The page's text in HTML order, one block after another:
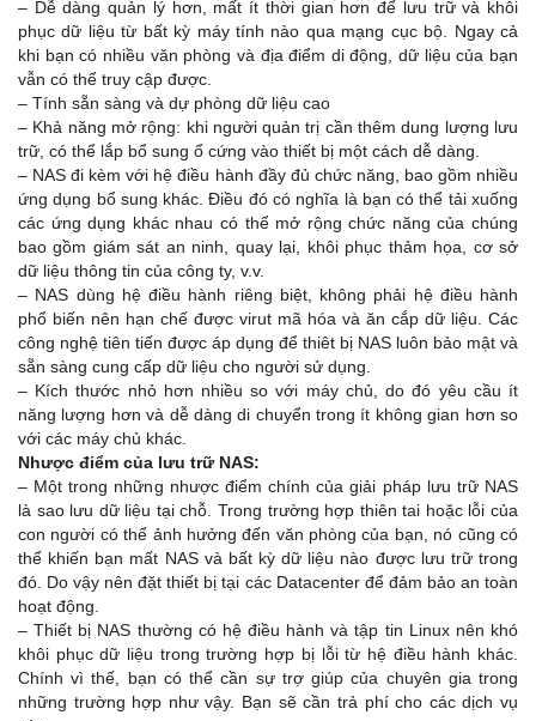
– Dễ dàng quản lý hơn, mất ít thời gian hơn để lưu trữ và khôi
phục dữ liệu từ bất kỳ máy tính nào qua mạng cục bộ. Ngay cả
khi bạn có nhiều văn phòng và địa điểm di động, dữ liệu của bạn
vẫn có thể truy cập được.
– Tính sẵn sàng và dự phòng dữ liệu cao
– Khả năng mở rộng: khi người quản trị cần thêm dung lượng lưu
trữ, có thể lắp bổ sung ổ cứng vào thiết bị một cách dễ dàng.
– NAS đi kèm với hệ điều hành đầy đủ chức năng, bao gồm nhiều
ứng dụng bổ sung khác. Điều đó có nghĩa là bạn có thể tải xuống
các ứng dụng khác nhau có thể mở rộng chức năng của chúng
bao gồm giám sát an ninh, quay lại, khôi phục thảm họa, cơ sở
dữ liệu thông tin của công ty, v.v.
– NAS dùng hệ điều hành riêng biệt, không phải hệ điều hành
phổ biến nên hạn chế được virut mã hóa và ăn cắp dữ liệu. Các
công nghệ tiên tiến được áp dụng để thiêt bị NAS luôn bảo mật và
sẵn sàng cung cấp dữ liệu cho người sử dụng.
– Kích thước nhỏ hơn nhiều so với máy chủ, do đó yêu cầu ít
năng lượng hơn và dễ dàng di chuyển trong ít không gian hơn so
với các máy chủ khác.
Nhược điểm của lưu trữ NAS:
– Một trong những nhược điểm chính của giải pháp lưu trữ NAS
là sao lưu dữ liệu tại chỗ. Trong trường hợp thiên tai hoặc lỗi của
con người có thể ảnh hưởng đến văn phòng của bạn, nó cũng có
thể khiến bạn mất NAS và bất kỳ dữ liệu nào được lưu trữ trong
đó. Do vậy nên đặt thiết bị tại các Datacenter để đảm bảo an toàn
hoạt động.
– Thiết bị NAS thường có hệ điều hành và tập tin Linux nên khó
khôi phục dữ liệu trong trường hợp bị lỗi từ hệ điều hành khác.
Chính vì thế, bạn có thể cần sự trợ giúp của chuyên gia trong
những trường hợp như vậy. Bạn sẽ cần trả phí cho các dịch vụ